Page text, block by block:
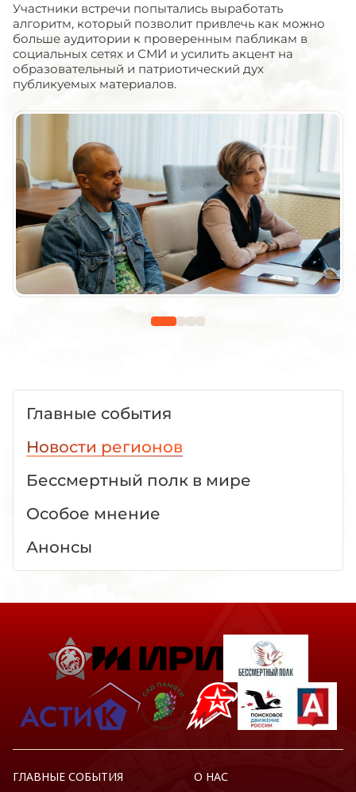
Участники встречи попытались выработать
алгоритм, который позволит привлечь как можно
больше аудитории к проверенным пабликам в
социальных сетях и СМИ и усилить акцент на
образовательный и патриотический дух
публикуемых материалов.
Главные события
Новости регионов
Бессмертный полк в мире
Особое мнение
Анонсы
ГЛАВНЫЕ СОБЫТИЯ О НАС